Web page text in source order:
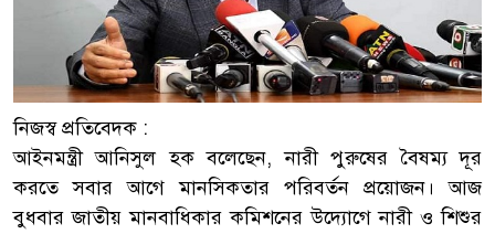
নিজস্ব প্রতিবেদক :
আইনমন্ত্রী আনিসুল হক বলেছেন, নারী পুরুষের বৈষম্য দূর
করতে সবার আগে মানসিকতার পরিবর্তন প্রয়োজন। আজ
বুধবার জাতীয় মানবাধিকার কমিশনের উদ্যোগে নারী ও শিশুর